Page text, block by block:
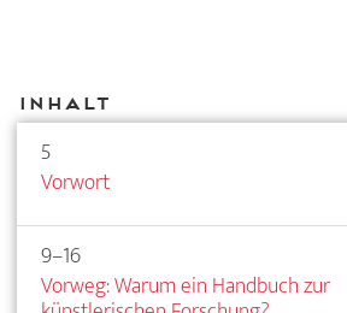
Inhalt
5
Vorwort
9–16
Vorweg: Warum ein Handbuch zur